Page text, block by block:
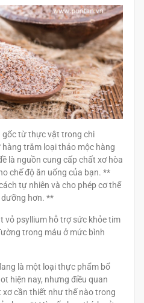
gốc từ thực vật trong chi
trăm loại thảo mộc hàng
là nguồn cung cấp chất xơ hòa
chế độ ăn uống của bạn. **
tự nhiên và cho phép cơ thể
dưỡng hơn. **
vỏ psyllium hỗ trợ sức khỏe tim
trong máu ở mức bình
là một loại thực phẩm bổ
hiện nay, nhưng điều quan
cần thiết như thế nào trong